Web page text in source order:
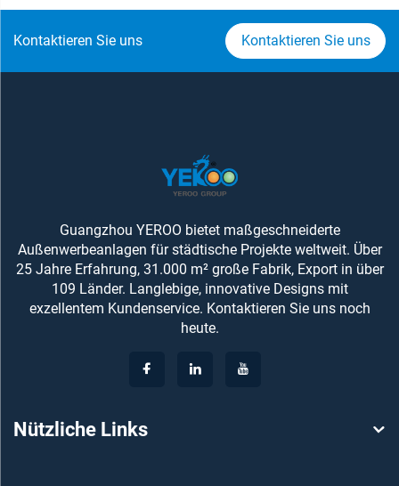
Kontaktieren Sie uns Kontaktieren Sie uns
Guangzhou YEROO bietet maßgeschneiderte
Außenwerbeanlagen für städtische Projekte weltweit. Über
25 Jahre Erfahrung, 31.000 m² große Fabrik, Export in über
109 Länder. Langlebige, innovative Designs mit
exzellentem Kundenservice. Kontaktieren Sie uns noch
heute.
Nützliche Links